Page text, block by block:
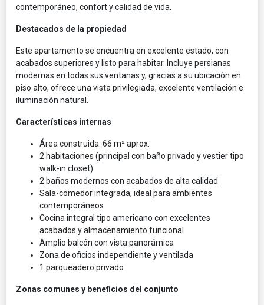
contemporáneo, confort y calidad de vida.
Destacados de la propiedad
Este apartamento se encuentra en excelente estado, con
acabados superiores y listo para habitar. Incluye persianas
modernas en todas sus ventanas y, gracias a su ubicación en
piso alto, ofrece una vista privilegiada, excelente ventilación e
iluminación natural.
Características internas
Área construida: 66 m² aprox.
2 habitaciones (principal con baño privado y vestier tipo
walk-in closet)
2 baños modernos con acabados de alta calidad
Sala-comedor integrada, ideal para ambientes
contemporáneos
Cocina integral tipo americano con excelentes
acabados y almacenamiento funcional
Amplio balcón con vista panorámica
Zona de oficios independiente y ventilada
1 parqueadero privado
Zonas comunes y beneficios del conjunto